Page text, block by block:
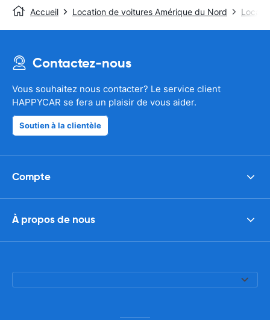
Accueil Location de voitures Amérique du Nord
Contactez-nous
Vous souhaitez nous contacter? Le service client
HAPPYCAR se fera un plaisir de vous aider.
Soutien à la clientèle
Compte
À propos de nous